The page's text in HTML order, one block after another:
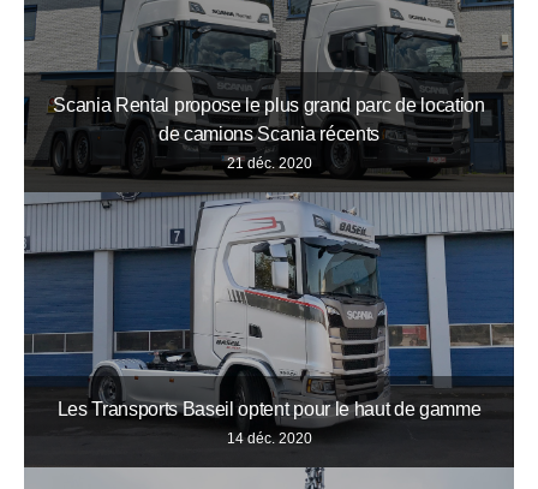
Scania Rental propose le plus grand parc de location
de camions Scania récents
21 déc. 2020
Les Transports Baseil optent pour le haut de gamme
14 déc. 2020